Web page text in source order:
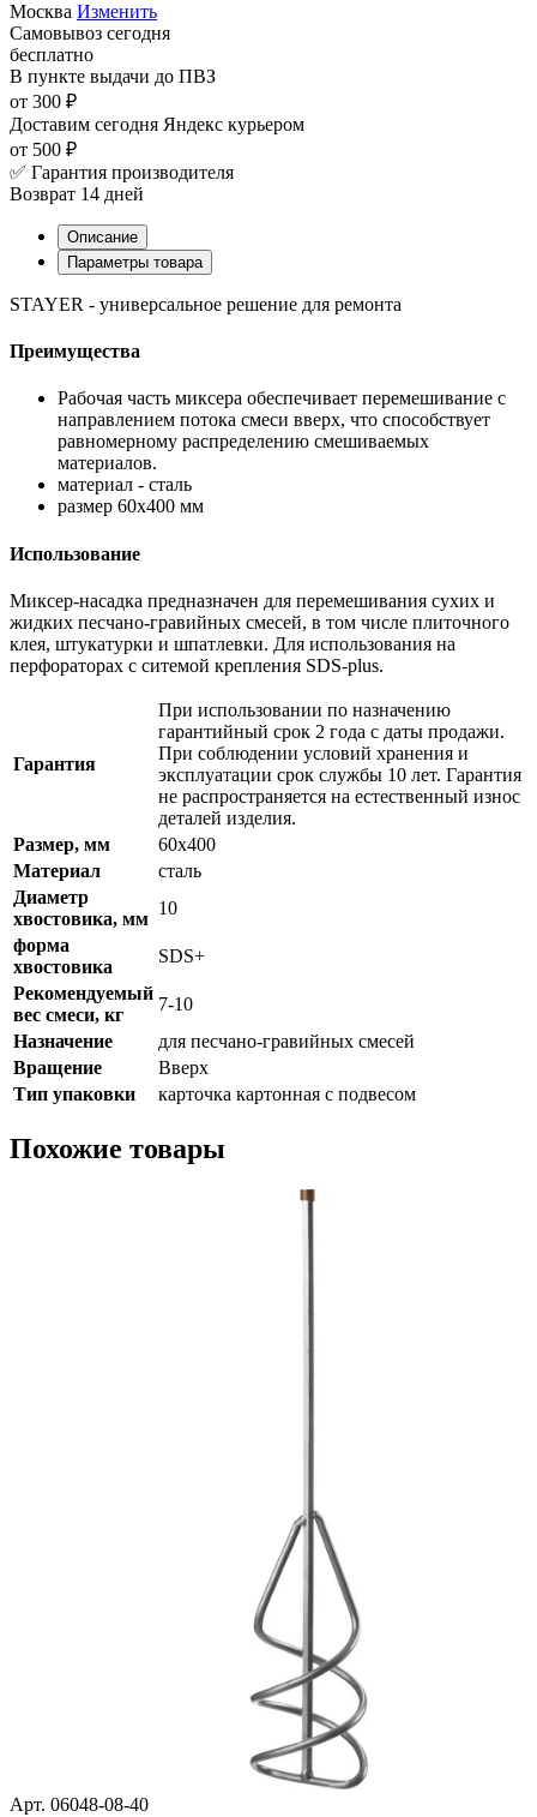
Москва Изменить
Самовывоз сегодня
бесплатно
В пункте выдачи до ПВЗ
от 300 ₽
Доставим сегодня Яндекс курьером
от 500 ₽
✅ Гарантия производителя
Возврат 14 дней
Описание
Параметры товара
STAYER - универсальное решение для ремонта
Преимущества
Рабочая часть миксера обеспечивает перемешивание с
направлением потока смеси вверх, что способствует
равномерному распределению смешиваемых
материалов.
материал - сталь
размер 60х400 мм
Использование
Миксер-насадка предназначен для перемешивания сухих и
жидких песчано-гравийных смесей, в том числе плиточного
клея, штукатурки и шпатлевки. Для использования на
перфораторах с ситемой крепления SDS-plus.
Гарантия
При использовании по назначению
гарантийный срок 2 года с даты продажи.
При соблюдении условий хранения и
эксплуатации срок службы 10 лет. Гарантия
не распространяется на естественный износ
деталей изделия.
Размер, мм
60x400
Материал
сталь
Диаметр
хвостовика, мм
10
форма
хвостовика
SDS+
Рекомендуемый
вес смеси, кг
7-10
Назначение
для песчано-гравийных смесей
Вращение
Вверх
Тип упаковки
карточка картонная с подвесом
Похожие товары
Арт. 06048-08-40